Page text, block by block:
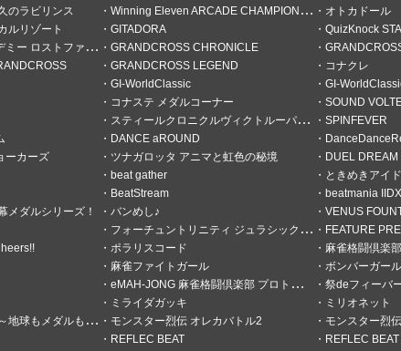
ハナ
世界はイスファハーンの倍
ベル2
のラビリンス
Winning Eleven ARCADE CHAMPIONSHIP オトカドール
ルリゾート
GITADORA QuizKnock
ストファンタリウム
GRANDCROSS CHRONICLE
GRANDCROSS LEGEND コナクレ
GI-WorldClassic GI-
コナステ メダルコーナー SOUND
スティールクロニクルヴィクトルーパーズ SPINFEVER
DANCE aROUND
ーカーズ
ツナガロッタ アニマと虹色の秘境 DUEL DREAM
beat gather ときめきアイ
BeatStream beatmania
メダルシリーズ！
バンめし♪ VENUS
フォーチュントリニティ ジュラシックトレジャー FEATURE
ポラリスコード 麻雀格闘倶楽
麻雀ファイトガール ボンバーガー
eMAH-JONG 麻雀格闘倶楽部 プロトーナメント 祭deフィーバ
ミライダガッキ ミリオネット
ダルもまわってる！～
モンスター烈伝 オレカバトル2 モンスター烈伝 オ
REFLEC BEAT REFLEC